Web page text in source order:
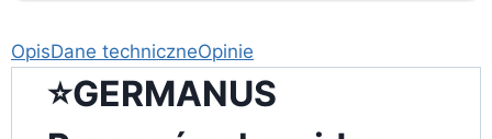
OpisDane techniczneOpinie
⭐️GERMANUS